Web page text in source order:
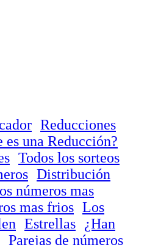
Reducciones
es una Reducción?
Todos los sorteos
Distribución
números mas
mas frios Los
Estrellas
¿Han
Parejas de números